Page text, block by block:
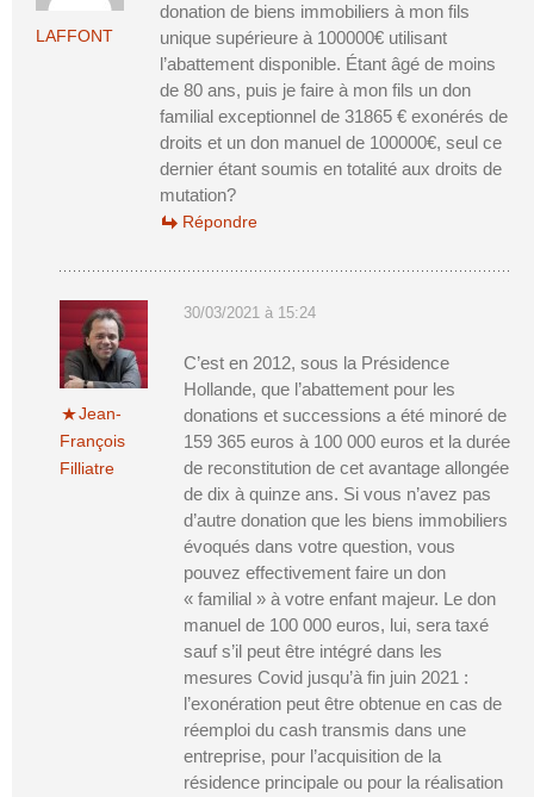
LAFFONT
donation de biens immobiliers à mon fils
unique supérieure à 100000€ utilisant
l’abattement disponible. Étant âgé de moins
de 80 ans, puis je faire à mon fils un don
familial exceptionnel de 31865 € exonérés de
droits et un don manuel de 100000€, seul ce
dernier étant soumis en totalité aux droits de
mutation?
Répondre
Jean-
François
Filliatre
30/03/2021 à 15:24
C’est en 2012, sous la Présidence
Hollande, que l’abattement pour les
donations et successions a été minoré de
159 365 euros à 100 000 euros et la durée
de reconstitution de cet avantage allongée
de dix à quinze ans. Si vous n’avez pas
d’autre donation que les biens immobiliers
évoqués dans votre question, vous
pouvez effectivement faire un don
« familial » à votre enfant majeur. Le don
manuel de 100 000 euros, lui, sera taxé
sauf s’il peut être intégré dans les
mesures Covid jusqu’à fin juin 2021 :
l’exonération peut être obtenue en cas de
réemploi du cash transmis dans une
entreprise, pour l’acquisition de la
résidence principale ou pour la réalisation